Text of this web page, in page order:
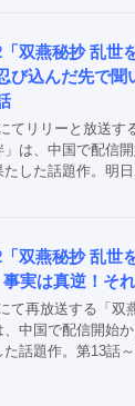
双燕秘抄 乱世
び込んだ先で聞
てリリーと放送す
」は、中国で配信
たした話題作。明
双燕秘抄 乱世
実は真逆！そ
て再放送する「双
、中国で配信開始
た話題作。第13話